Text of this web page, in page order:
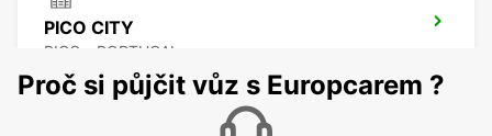
PICO CITY
PICO - PORTUGAL
Proč si půjčit vůz s Europcarem ?